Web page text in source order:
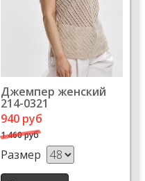
Джемпер женский
214-0321
940 руб
1 460 руб
Размер